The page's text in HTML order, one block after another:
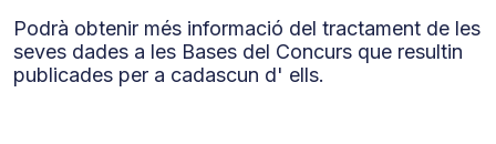
Podrà obtenir més informació del tractament de les
seves dades a les Bases del Concurs que resultin
publicades per a cadascun d' ells.